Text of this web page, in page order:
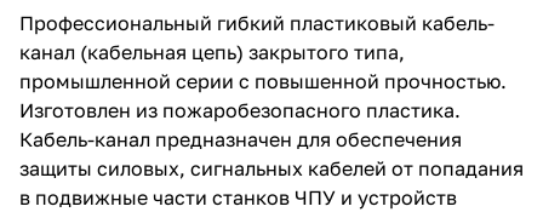
Профессиональный гибкий пластиковый кабель-
канал (кабельная цепь) закрытого типа,
промышленной серии с повышенной прочностью.
Изготовлен из пожаробезопасного пластика.
Кабель-канал предназначен для обеспечения
защиты силовых, сигнальных кабелей от попадания
в подвижные части станков ЧПУ и устройств